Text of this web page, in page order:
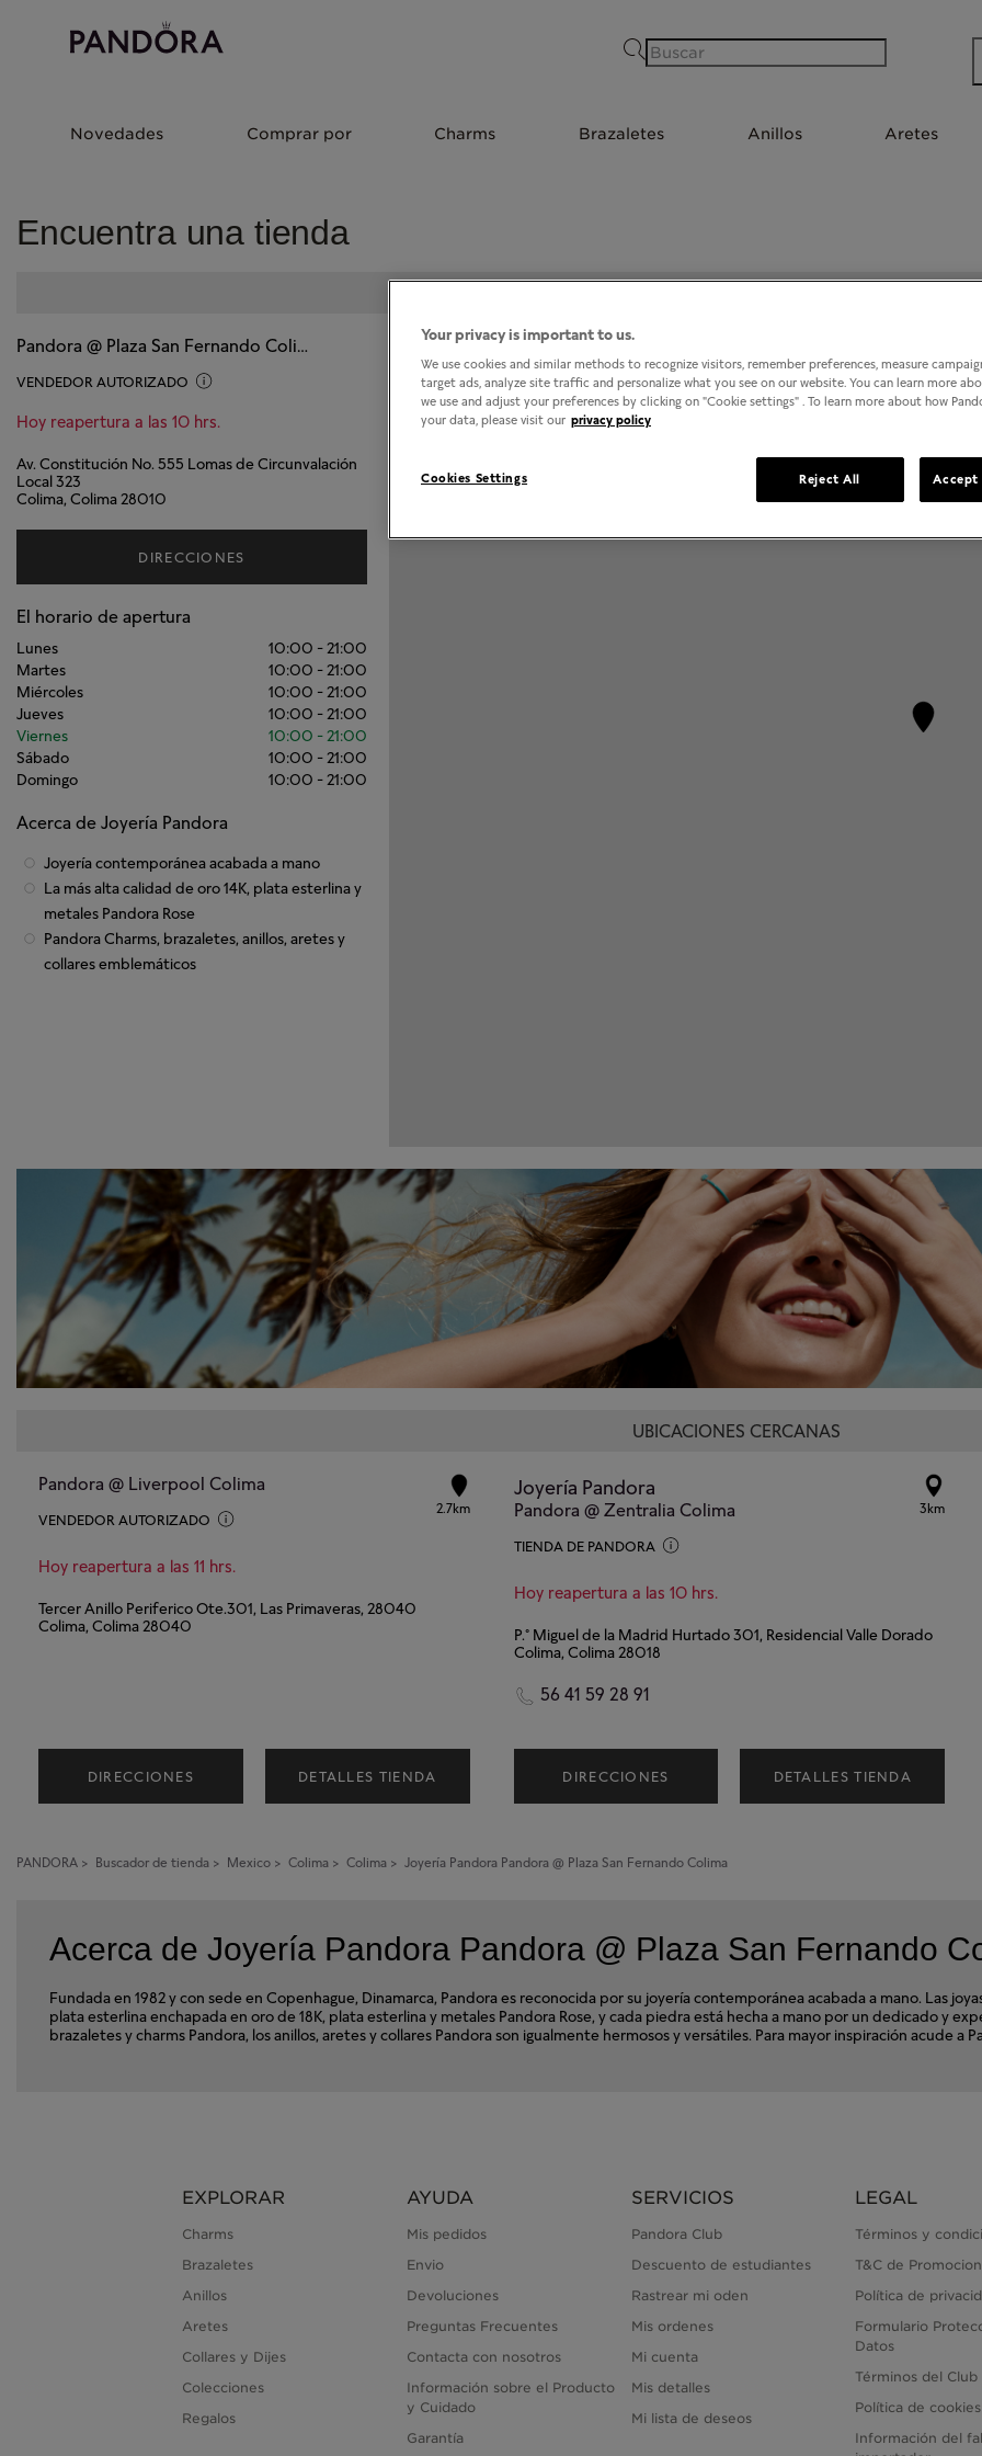
Buscar
Novedades Comprar por Charms Brazaletes Anillos Aretes
Encuentra una tienda
Pandora @ Plaza San Fernando Colima
VENDEDOR AUTORIZADO
Hoy reapertura a las 10 hrs.
Av. Constitución No. 555 Lomas de Circunvalación
Local 323
Colima, Colima 28010
DIRECCIONES
El horario de apertura
Lunes 10:00 -21:00
Martes
10:00 -21:00
Miércoles
10:00 -21:00
Jueves
10:00 -21:00
Viernes
10:00 -21:00
Sábado
10:00 -21:00
Domingo
10:00 -21:00
Acerca de Joyería Pandora
Joyería contemporánea acabada a mano
La más alta calidad de oro 14K, plata esterlina y
metales Pandora Rose
Pandora Charms, brazaletes, anillos, aretes y
collares emblemáticos
UBICACIONES CERCANAS
Pandora @ Liverpool Colima
VENDEDOR AUTORIZADO
Hoy reapertura a las 11 hrs.
2.7km
Tercer Anillo Periferico Ote.301, Las Primaveras, 28040
Colima, Colima 28040
DIRECCIONES DETALLES TIENDA
Joyería Pandora
Pandora @ Zentralia Colima
TIENDA DE PANDORA
Hoy reapertura a las 10 hrs.
3km
P.º Miguel de la Madrid Hurtado 301, Residencial Valle Dorado
Colima, Colima 28018
56 41 59 28 91
DIRECCIONES DETALLES TIENDA
PANDORA > Buscador de tienda > Mexico > Colima > Colima > Joyería Pandora Pandora @ Plaza San Fernando Colima
Acerca de Joyería Pandora Pandora @ Plaza San Fernando
Fundada en 1982 y con sede en Copenhague, Dinamarca, Pandora es reconocida por su joyería contemporánea acabada a mano. Las
plata esterlina enchapada en oro de 18K, plata esterlina y metales Pandora Rose, y cada piedra está hecha a mano por un dedicado y
brazaletes y charms Pandora, los anillos, aretes y collares Pandora son igualmente hermosos y versátiles. Para mayor inspiración acude a
EXPLORAR
Charms
Brazaletes
Anillos
Aretes
Collares y Dijes
Colecciones
Regalos
AYUDA
Mis pedidos
Envio
Devoluciones
Preguntas Frecuentes
Contacta con nosotros
Información sobre el Producto
y Cuidado
Garantía
SERVICIOS
Pandora Club
Descuento de estudiantes
Rastrear mi oden
Mis ordenes
Mi cuenta
Mis detalles
Mi lista de deseos
LEGAL
Términos y
T&C de
Política de
Formulario
Datos
Términos del Club
Política de cookies
Información del
Your privacy is important to us.
We use cookies and similar methods to recognize visitors, remember preferences, measure
target ads, analyze site traffic and personalize what you see on our website. You can learn more
we use and adjust your preferences by clicking on "Cookie settings" . To learn more about how
your data, please visit our privacy policy
Cookies Settings Reject All Accept